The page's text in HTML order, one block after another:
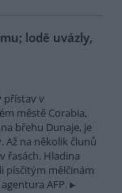
lodě uvázly,
přístav v
městě Corabia,
břehu Dunaje, je
Až na několik člunů
řasách. Hladina
písčitým mělčinám
AFP.